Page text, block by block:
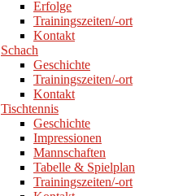
Erfolge
Trainingszeiten/-ort
Kontakt
Schach
Geschichte
Trainingszeiten/-ort
Kontakt
Tischtennis
Geschichte
Impressionen
Mannschaften
Tabelle & Spielplan
Trainingszeiten/-ort